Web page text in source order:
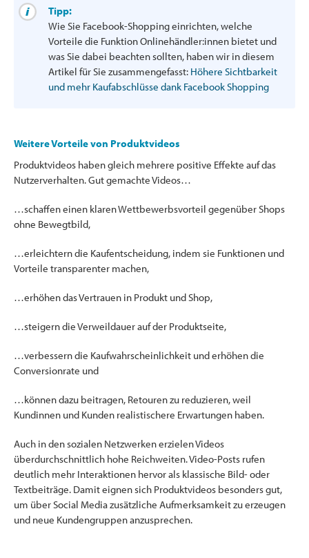
Tipp:
Wie Sie Facebook-Shopping einrichten, welche
Vorteile die Funktion Onlinehändler:innen bietet und
was Sie dabei beachten sollten, haben wir in diesem
Artikel für Sie zusammengefasst: Höhere Sichtbarkeit
und mehr Kaufabschlüsse dank Facebook Shopping
Weitere Vorteile von Produktvideos
Produktvideos haben gleich mehrere positive Effekte auf das
Nutzerverhalten. Gut gemachte Videos…
…schaffen einen klaren Wettbewerbsvorteil gegenüber Shops
ohne Bewegtbild,
…erleichtern die Kaufentscheidung, indem sie Funktionen und
Vorteile transparenter machen,
…erhöhen das Vertrauen in Produkt und Shop,
…steigern die Verweildauer auf der Produktseite,
…verbessern die Kaufwahrscheinlichkeit und erhöhen die
Conversionrate und
…können dazu beitragen, Retouren zu reduzieren, weil
Kundinnen und Kunden realistischere Erwartungen haben.
Auch in den sozialen Netzwerken erzielen Videos
überdurchschnittlich hohe Reichweiten. Video-Posts rufen
deutlich mehr Interaktionen hervor als klassische Bild- oder
Textbeiträge. Damit eignen sich Produktvideos besonders gut,
um über Social Media zusätzliche Aufmerksamkeit zu erzeugen
und neue Kundengruppen anzusprechen.